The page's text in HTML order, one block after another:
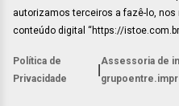
autorizamos terceiros a fazê-lo,
conteúdo digital “https://
Política de
Privacidade
Assessoria de